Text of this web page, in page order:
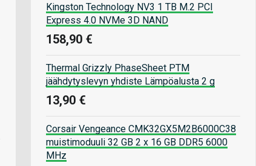
Kingston Technology NV3 1 TB M.2 PCI
Express 4.0 NVMe 3D NAND
158,90 €
Thermal Grizzly PhaseSheet PTM
jäähdytyslevyn yhdiste Lämpöalusta 2 g
13,90 €
Corsair Vengeance CMK32GX5M2B6000C38
muistimoduuli 32 GB 2 x 16 GB DDR5 6000
MHz